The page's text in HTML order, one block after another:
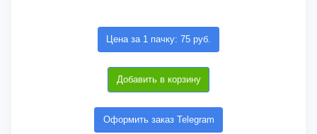
Цена за 1 пачку: 75 руб.
Добавить в корзину
Оформить заказ Telegram